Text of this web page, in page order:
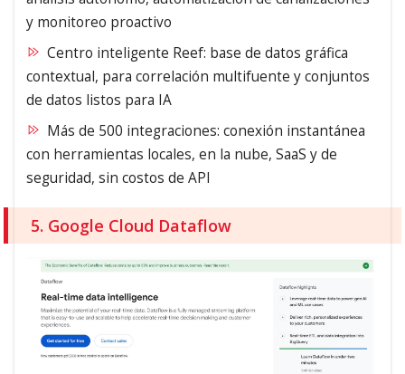
y monitoreo proactivo
Centro inteligente Reef: base de datos gráfica
contextual, para correlación multifuente y conjuntos
de datos listos para IA
Más de 500 integraciones: conexión instantánea
con herramientas locales, en la nube, SaaS y de
seguridad, sin costos de API
5. Google Cloud Dataflow